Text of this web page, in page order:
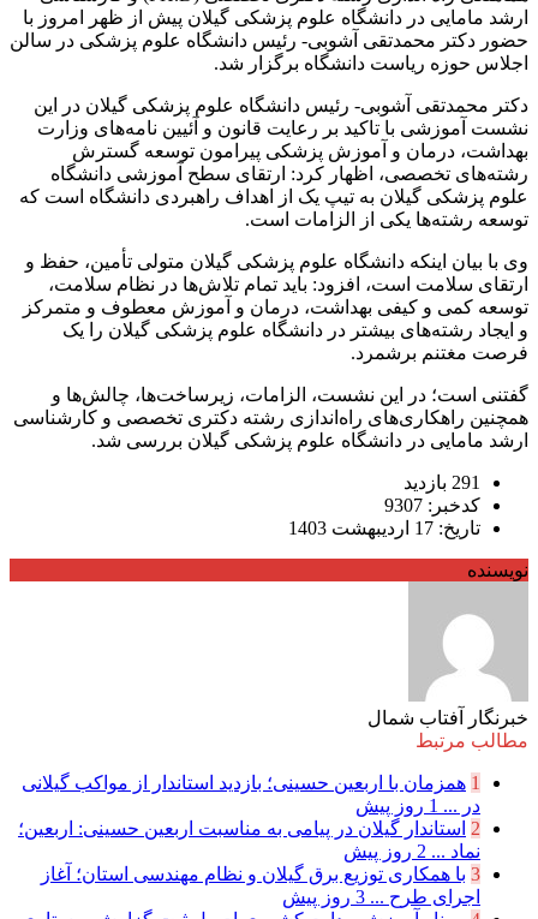
ارشد مامایی در دانشگاه علوم پزشکی گیلان پیش از ظهر امروز با
حضور دکتر محمدتقی آشوبی- رئیس دانشگاه علوم پزشکی در سالن
اجلاس حوزه ریاست دانشگاه برگزار شد.
دکتر محمدتقی آشوبی- رئیس دانشگاه علوم پزشکی گیلان در این
نشست آموزشی با تاکید بر رعایت قانون و آئیین نامه‌های وزارت
بهداشت، درمان و آموزش پزشکی پیرامون توسعه گسترش
رشته‌های تخصصی، اظهار کرد: ارتقای سطح آموزشی دانشگاه
علوم پزشکی گیلان به تیپ یک از اهداف راهبردی دانشگاه است که
توسعه رشته‌ها یکی از الزامات است.
وی با بیان اینکه دانشگاه علوم پزشکی گیلان متولی تأمین، حفظ و
ارتقای سلامت است، افزود: باید تمام تلاش‌ها در نظام سلامت،
توسعه کمی و کیفی بهداشت، درمان و آموزش معطوف و متمرکز
و ایجاد رشته‌های بیشتر در دانشگاه علوم پزشکی گیلان را یک
فرصت مغتنم برشمرد.
گفتنی است؛ در این نشست، الزامات، زیرساخت‌ها، چالش‌ها و
همچنین راهکاری‌های راه‌اندازی رشته دکتری تخصصی و کارشناسی
ارشد مامایی در دانشگاه علوم پزشکی گیلان بررسی شد.
291 بازدید
کدخبر: 9307
تاریخ: 17 اردیبهشت 1403
نویسنده
خبرنگار آفتاب شمال
مطالب مرتبط
1 همزمان با اربعین حسینی؛ بازدید استاندار از مواکب گیلانی
در ... 1 روز پیش
2 استاندار گیلان در پیامی به مناسبت اربعین حسینی: اربعین؛
نماد ... 2 روز پیش
3 با همکاری توزیع برق گیلان و نظام مهندسی استان؛ آغاز
اجرای طرح ... 3 روز پیش